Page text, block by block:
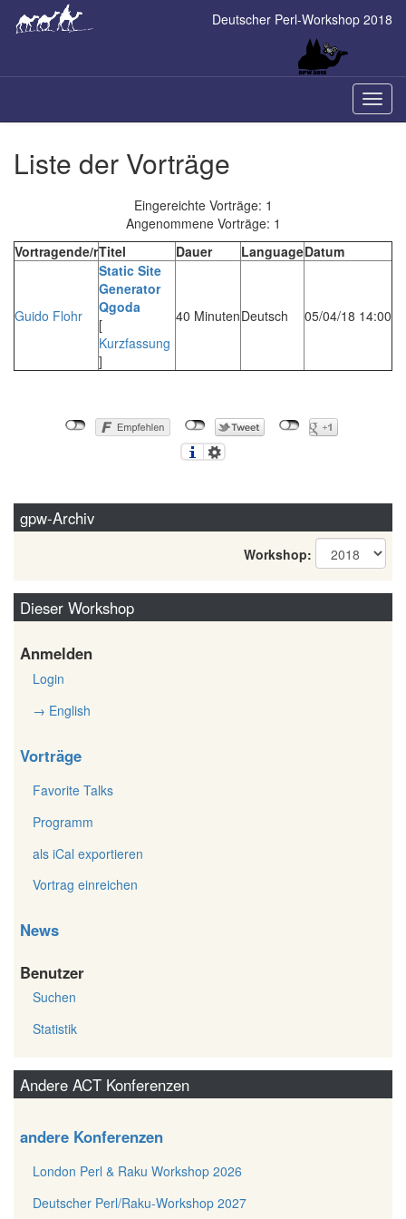
Deutscher Perl-Workshop 2018
ein-/
Liste der Vorträge
Eingereichte Vorträge: 1
Angenommene Vorträge: 1
Vortragende/rTitel Dauer LanguageDatum
Guido Flohr
‎Static Site
Generator
Qgoda‎
[
Kurzfassung
]
40 MinutenDeutsch 05/04/18 14:00
gpw-Archiv
Workshop:
Dieser Workshop
Anmelden
Login
→ English
Vorträge
Favorite Talks
Programm
als iCal exportieren
Vortrag einreichen
News
Benutzer
Suchen
Statistik
Andere ACT Konferenzen
andere Konferenzen
London Perl & Raku Workshop 2026
Deutscher Perl/Raku-Workshop 2027